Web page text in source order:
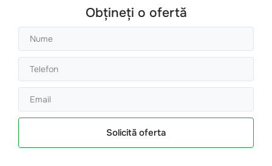
Obțineți o ofertă
Solicită oferta